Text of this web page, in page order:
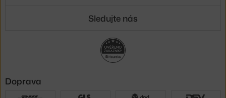
Sledujte nás
Doprava